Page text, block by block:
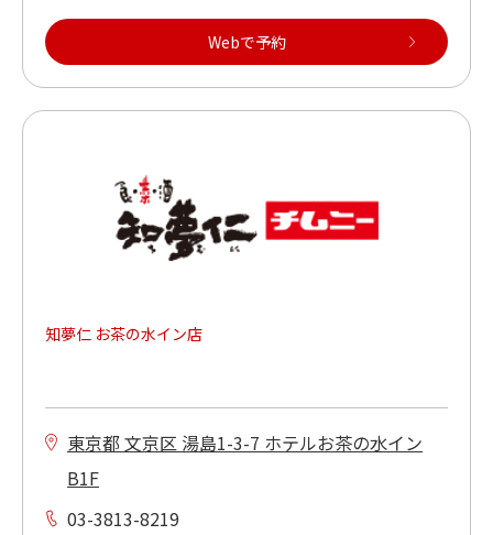
車いすでご利用ができるWebで予約
知夢仁 お茶の水イン店
東京都 文京区 湯島1-3-7 ホテルお茶の水イン
B1F
03-3813-8219